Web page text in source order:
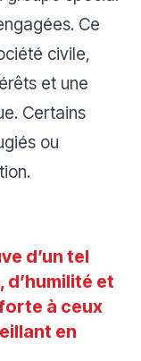
Ce
civile,
et une
Certains
ou
d’un tel
d’humilité et
à ceux
en